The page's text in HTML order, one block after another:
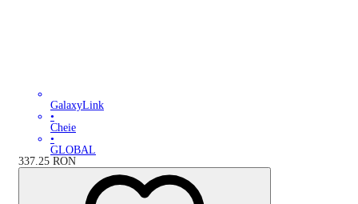
GalaxyLink
•
Cheie
•
GLOBAL
337.25 RON